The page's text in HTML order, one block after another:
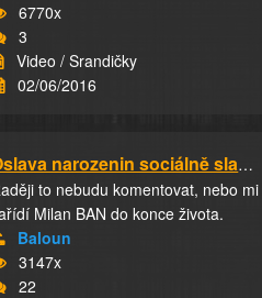
6770x
3
Video / Srandičky
02/06/2016
Oslava narozenin sociálně slabého
to nebudu komentovat, nebo mi
Milan BAN do konce života.
Baloun
3147x
22